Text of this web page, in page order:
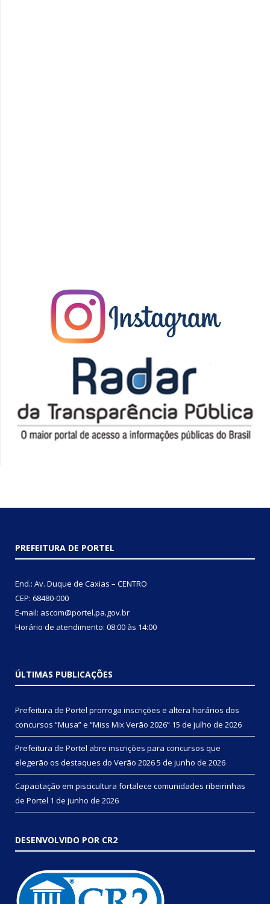
PREFEITURA DE PORTEL
End.: Av. Duque de Caxias – CENTRO
CEP: 68480-000
E-mail: ascom@portel.pa.gov.br
Horário de atendimento: 08:00 às 14:00
ÚLTIMAS PUBLICAÇÕES
Prefeitura de Portel prorroga inscrições e altera horários dos
concursos “Musa” e “Miss Mix Verão 2026” 15 de julho de 2026
Prefeitura de Portel abre inscrições para concursos que
elegerão os destaques do Verão 20265 de junho de 2026
Capacitação em piscicultura fortalece comunidades ribeirinhas
de Portel 1 de junho de 2026
DESENVOLVIDO POR CR2